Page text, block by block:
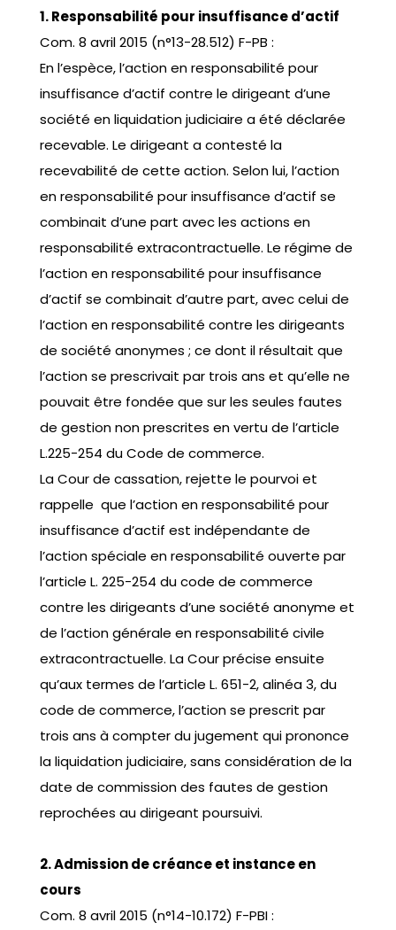
1. Responsabilité pour insuffisance d’actif
Com. 8 avril 2015 (n°13-28.512) F-PB :
En l’espèce, l’action en responsabilité pour
insuffisance d’actif contre le dirigeant d’une
société en liquidation judiciaire a été déclarée
recevable. Le dirigeant a contesté la
recevabilité de cette action. Selon lui, l’action
en responsabilité pour insuffisance d’actif se
combinait d’une part avec les actions en
responsabilité extracontractuelle. Le régime de
l’action en responsabilité pour insuffisance
d’actif se combinait d’autre part, avec celui de
l’action en responsabilité contre les dirigeants
de société anonymes ; ce dont il résultait que
l’action se prescrivait par trois ans et qu’elle ne
pouvait être fondée que sur les seules fautes
de gestion non prescrites en vertu de l’article
L.225-254 du Code de commerce.
La Cour de cassation, rejette le pourvoi et
rappelle que l’action en responsabilité pour
insuffisance d’actif est indépendante de
l’action spéciale en responsabilité ouverte par
l’article L. 225-254 du code de commerce
contre les dirigeants d’une société anonyme et
de l’action générale en responsabilité civile
extracontractuelle. La Cour précise ensuite
qu’aux termes de l’article L. 651-2, alinéa 3, du
code de commerce, l’action se prescrit par
trois ans à compter du jugement qui prononce
la liquidation judiciaire, sans considération de la
date de commission des fautes de gestion
reprochées au dirigeant poursuivi.
2. Admission de créance et instance en
cours
Com. 8 avril 2015 (n°14-10.172) F-PBI :